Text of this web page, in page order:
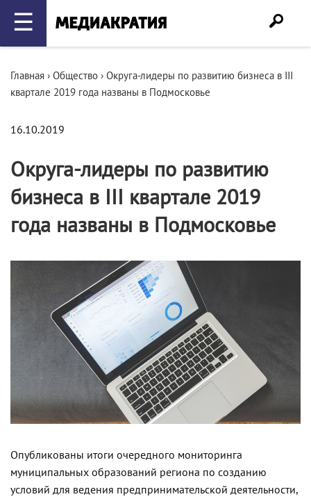
☰
Главная › Общество › Округа-лидеры по развитию бизнеса в III
квартале 2019 года названы в Подмосковье
16.10.2019
Округа-лидеры по развитию
бизнеса в III квартале 2019
года названы в Подмосковье
Опубликованы итоги очередного мониторинга
муниципальных образований региона по созданию
условий для ведения предпринимательской деятельности,